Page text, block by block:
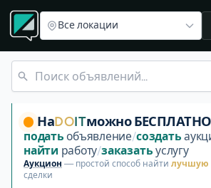
Как искать нужное
Короткое руководство, чтобы
Все локации
НаDOITможно БЕСПЛАТНО
подать объявление/создать
найти работу/заказать услугу
Аукцион — простой способ найти лучшую
сделки